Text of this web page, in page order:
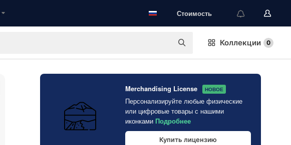
Стоимость
Коллекции 0
Merchandising License НОВОЕ
Персонализируйте любые физические
или цифровые товары с нашими
иконками Подробнее
Купить лицензию